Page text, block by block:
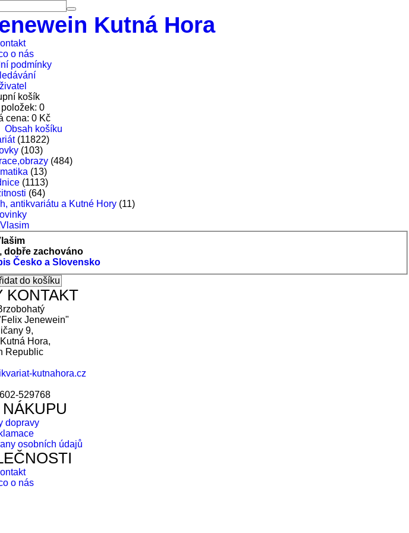
Kutná Hora
o nás
podmínky
košík
0
cena: 0 Kč
Obsah košíku
(11822)
(103)
(484)
(13)
(1113)
(64)
antikvariátu a Kutné Hory(11)
dobře zachováno
Česko a Slovensko
KONTAKT
Jenewein"
9,
Hora,
Republic
kutnahora.cz
529768
dopravy
osobních údajů
o nás